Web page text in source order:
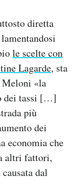
diretta
le scelte con
Lagarde, sta
Meloni «la
dei tassi […]
più
dei
economia che
altri fattori,
dal